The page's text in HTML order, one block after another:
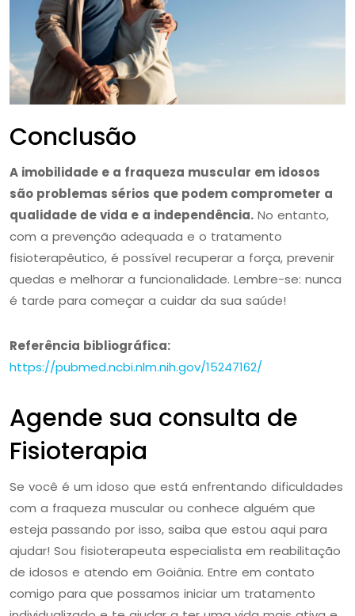
Conclusão
A imobilidade e a fraqueza muscular em idosos
são problemas sérios que podem comprometer a
qualidade de vida e a independência. No entanto,
com a prevenção adequada e o tratamento
fisioterapêutico, é possível recuperar a força, prevenir
quedas e melhorar a funcionalidade. Lembre-se: nunca
é tarde para começar a cuidar da sua saúde!
Referência bibliográfica:
https://pubmed.ncbi.nlm.nih.gov/15247162/
Agende sua consulta de
Fisioterapia
Se você é um idoso que está enfrentando dificuldades
com a fraqueza muscular ou conhece alguém que
esteja passando por isso, saiba que estou aqui para
ajudar! Sou fisioterapeuta especialista em reabilitação
de idosos e atendo em Goiânia. Entre em contato
comigo para que possamos iniciar um tratamento